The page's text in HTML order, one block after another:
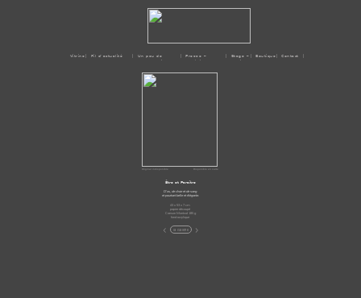
Vitrine | Fil d'actualité
| Un peu de
moi
| Presse –
Médias
| Stage –
Ateliers
| Boutique | Contact |
Original indisponible Disponible en carte
Être et Paraître
D'os, de chair et de sang
et pourtant belle et élégante.
43 x 53 x 7 cm
papier découpé
Canson Montval 185 g
fond acrylique
< la Galerie >